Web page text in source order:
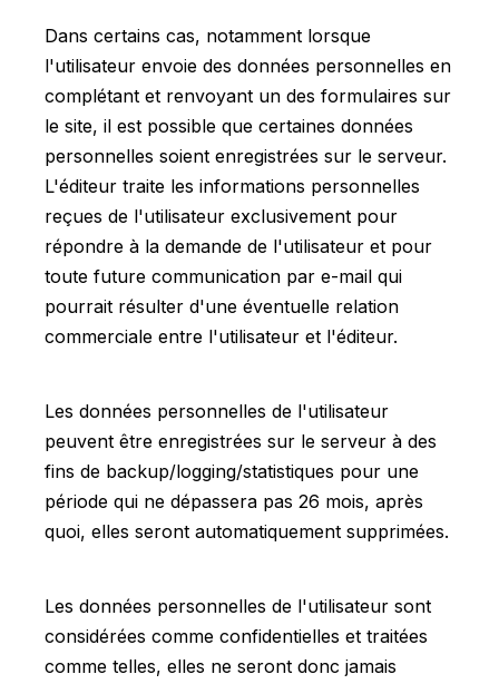
Dans certains cas, notamment lorsque
l'utilisateur envoie des données personnelles en
complétant et renvoyant un des formulaires sur
le site, il est possible que certaines données
personnelles soient enregistrées sur le serveur.
L'éditeur traite les informations personnelles
reçues de l'utilisateur exclusivement pour
répondre à la demande de l'utilisateur et pour
toute future communication par e-mail qui
pourrait résulter d'une éventuelle relation
commerciale entre l'utilisateur et l'éditeur.
Les données personnelles de l'utilisateur
peuvent être enregistrées sur le serveur à des
fins de backup/logging/statistiques pour une
période qui ne dépassera pas 26 mois, après
quoi, elles seront automatiquement supprimées.
Les données personnelles de l'utilisateur sont
considérées comme confidentielles et traitées
comme telles, elles ne seront donc jamais